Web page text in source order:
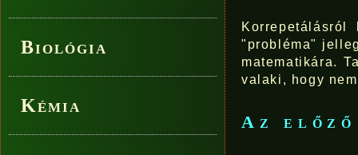
Biológia
Kémia
"probléma"
matematikára.
valaki, hogy
Az